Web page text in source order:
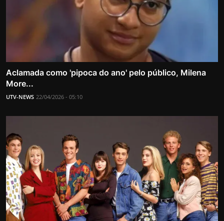
Aclamada como 'pipoca do ano' pelo público, Milena
More...
UTV-NEWS 22/04/2026 - 05:10